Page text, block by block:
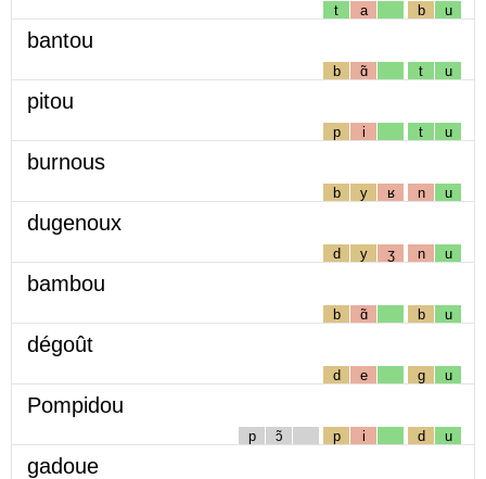
t a b u
bantou
b ɑ̃ t u
pitou
p i t u
burnous
b y ʁ n u
dugenoux
d y ʒ n u
bambou
b ɑ̃ b u
dégoût
d e g u
Pompidou
p ɔ̃ p i d u
gadoue